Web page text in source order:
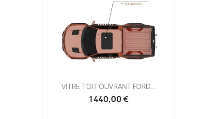
VITRE TOIT OUVRANT FORD...
1 440,00 €